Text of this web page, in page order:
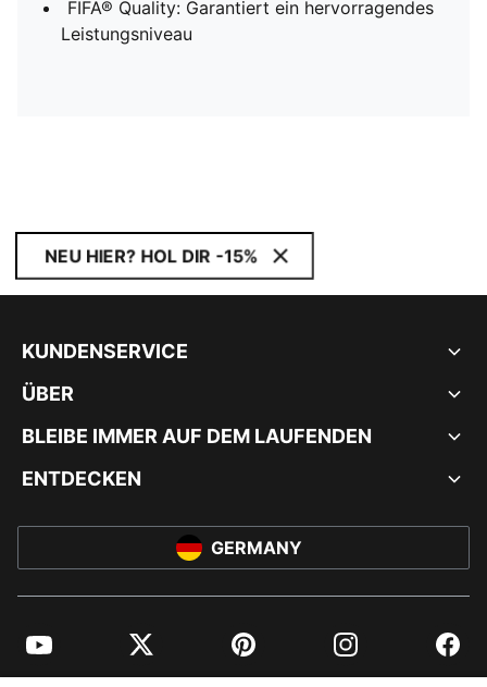
FIFA® Quality: Garantiert ein hervorragendes
Leistungsniveau
NEU HIER? HOL DIR -15%
KUNDENSERVICE
ÜBER
BLEIBE IMMER AUF DEM LAUFENDEN
ENTDECKEN
GERMANY
YouTube Twitter Pinterest Instagram